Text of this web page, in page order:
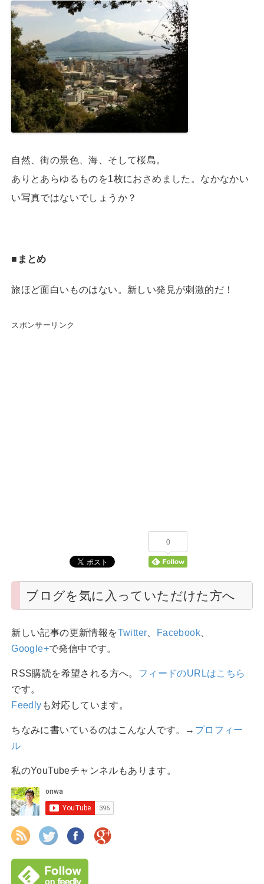
自然、街の景色、海、そして桜島。
ありとあらゆるものを1枚におさめました。なかなかい
い写真ではないでしょうか？
■まとめ
旅ほど面白いものはない。新しい発見が刺激的だ！
スポンサーリンク
0
ブログを気に入っていただけた方へ
新しい記事の更新情報をTwitter Facebook
Google+で発信中です。
RSS購読を希望される方へ。 フィードのURLはこちら
です。
Feedly も対応しています。
ちなみに書いているのはこんな人です。→ プロフィー
ル
私のYouTubeチャンネルもあります。